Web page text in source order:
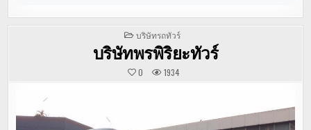
POSTED
IN
บริษัทรถทัวร์
บริษัทพรพิริยะทัวร์
0 1934